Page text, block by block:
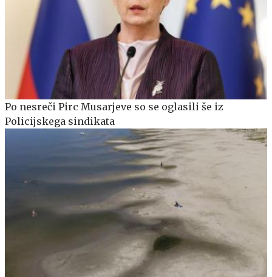
Po nesreči Pirc Musarjeve so se oglasili še iz
Policijskega sindikata